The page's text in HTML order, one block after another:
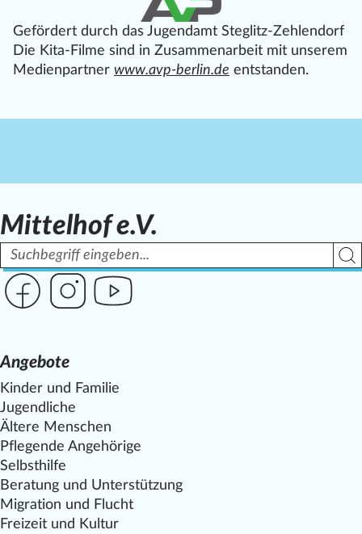
Gefördert durch das Jugendamt Steglitz-Zehlendorf
Die Kita-Filme sind in Zusammenarbeit mit unserem
Medienpartner www.avp-berlin.de entstanden.
Mittelhof e.V.
Suchbegriff
Link zur Seite des Mittelhof auf Facebook
Link zur Seite des Mittelhof auf Instagram
Link zur Seite des Mittelhof auf Youtube
Angebote
Kinder und Familie
Jugendliche
Ältere Menschen
Pflegende Angehörige
Selbsthilfe
Beratung und Unterstützung
Migration und Flucht
Freizeit und Kultur